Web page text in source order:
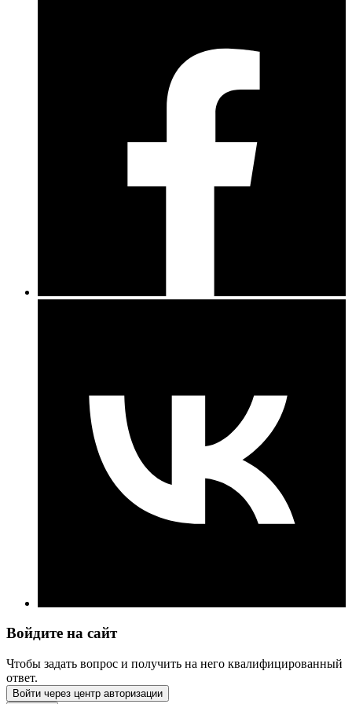
Войдите на сайт
Чтобы задать вопрос и получить на него квалифицированный
ответ.
Войти через центр авторизации